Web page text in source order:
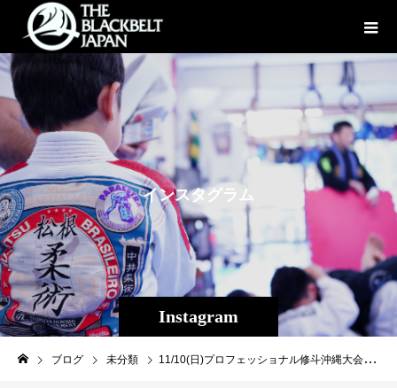
Instagram
インスタグラ ム
ブログ 未分類 11/10(日)プロフェッショナル修斗沖縄大会【THE SHOOTO OKINAWAvol.11】◆第１０試合メインイベント ストロー級（-５２．２ｋｇ）５分３Ｒ畠山 隆称（沖縄南城/THE BLACK BELT JAPAN/同級世界ランキング４位）52.20ｋｇＶＳマッチョ・ザ・バタフライ（大阪/総合格闘技道場コブラ会/同級世界ランキング５位）52.15ｋｇ［完全LIVE配信］TwitCasting 前売り￥3,000- 当日￥3,500-販売ページURL↓https://twitcasting.tv/f:3609780655707379/shopcart/333320?hl=ja#shooto1110 #修斗 #shooto #EVERGROUND #斬修斗沖縄 #沖縄 #那覇 #コザ #MMA #総合格闘技 #THEBLACKBELTJAPAN